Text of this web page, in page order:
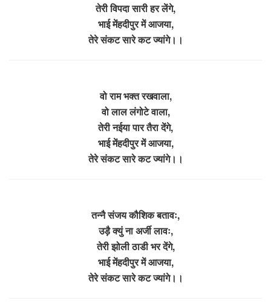
तेरी विपदा सारी हर लेंगे,
भाई मेंहदीपुर में आजया,
तेरे संकट सारे कट ज्यांगे।।
वो राम भक्त रखवाला,
वो लाल लंगोटे वाला,
तेरी नईया पार तैरा देंगे,
भाई मेंहदीपुर में आजया,
तेरे संकट सारे कट ज्यांगे।।
तन्नै संजय कौशिक बतावः,
उड़ै क्युं ना अर्जी लावः,
तेरी झोली ठाडी भर देंगे,
भाई मेंहदीपुर में आजया,
तेरे संकट सारे कट ज्यांगे।।